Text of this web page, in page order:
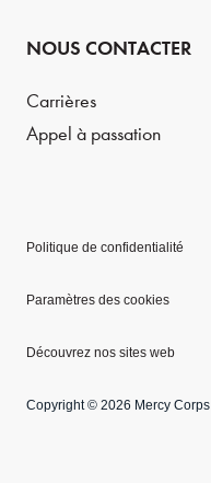
NOUS CONTACTER
Carrières
Appel à passation
Politique de confidentialité
Paramètres des cookies
Découvrez nos sites web
Copyright © 2026 Mercy Corps